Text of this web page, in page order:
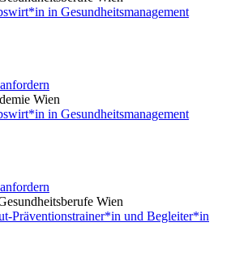
in Gesundheitsmanagement
Wien
in Gesundheitsmanagement
Wien
Präventionstrainer*in und Begleiter*in